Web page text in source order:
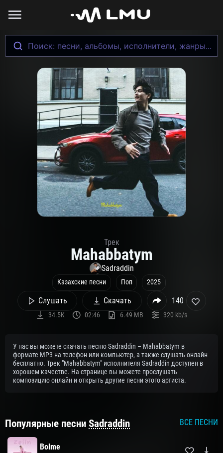
Поиск: песни, альбомы, исполнители, жанры...
Трек
Mahabbatym
Sadraddin
Казахские песни Поп 2025
Слушать Скачать 140
34.5K 02:46 6.49 MB 320 kb/s
У нас вы можете скачать песню Sadraddin – Mahabbatym в
формате MP3 на телефон или компьютер, а также слушать онлайн
бесплатно. Трек "Mahabbatym" исполнителя Sadraddin доступен в
хорошем качестве. На странице вы можете прослушать
композицию онлайн и открыть другие песни этого артиста.
Популярные песни Sadraddin ВСЕ ПЕСНИ
Bolme